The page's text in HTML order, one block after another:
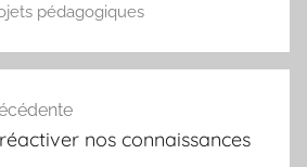
pédagogiques
nos connaissances